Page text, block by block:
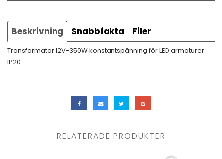
Beskrivning Snabbfakta Filer
Transformator 12V-350W konstantspänning för LED armaturer.
IP20.
RELATERADE PRODUKTER